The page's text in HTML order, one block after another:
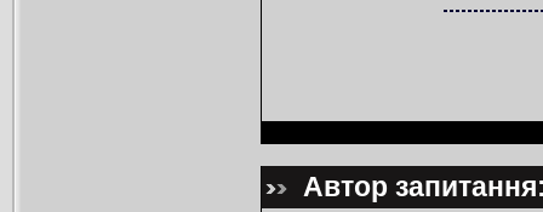
Автор